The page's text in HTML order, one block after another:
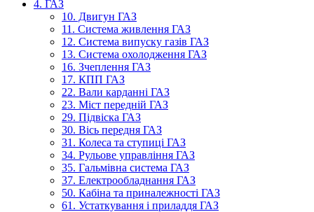
4. ГАЗ
10. Двигун ГАЗ
11. Система живлення ГАЗ
12. Система випуску газів ГАЗ
13. Система охолодження ГАЗ
16. Зчеплення ГАЗ
17. КПП ГАЗ
22. Вали карданні ГАЗ
23. Міст передній ГАЗ
29. Підвіска ГАЗ
30. Вісь передня ГАЗ
31. Колеса та ступиці ГАЗ
34. Рульове управління ГАЗ
35. Гальмівна система ГАЗ
37. Електрообладнання ГАЗ
50. Кабіна та приналежності ГАЗ
61. Устаткування і приладдя ГАЗ